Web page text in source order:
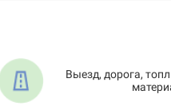
Выезд, дорога,